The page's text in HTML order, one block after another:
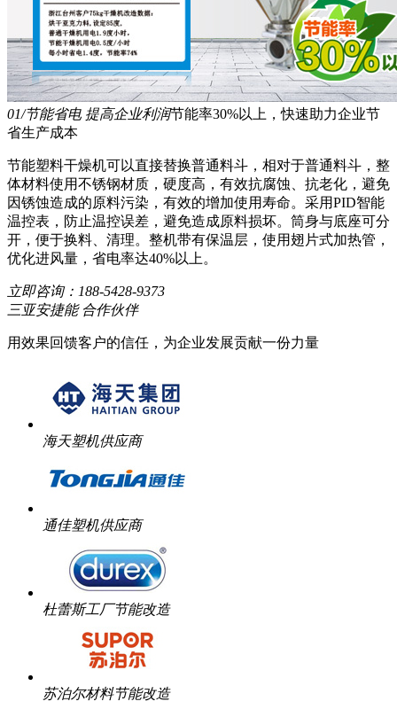
01/节能省电 提高企业利润节能率30%以上，快速助力企业节
省生产成本
节能塑料干燥机可以直接替换普通料斗，相对于普通料斗，整
体材料使用不锈钢材质，硬度高，有效抗腐蚀、抗老化，避免
因锈蚀造成的原料污染，有效的增加使用寿命。采用PID智能
温控表，防止温控误差，避免造成原料损坏。筒身与底座可分
开，便于换料、清理。整机带有保温层，使用翅片式加热管，
优化进风量，省电率达40%以上。
立即咨询： 188-5428-9373
三亚安捷能 合作伙伴
用效果回馈客户的信任，为企业发展贡献一份力量
海天塑机供应商
通佳塑机供应商
杜蕾斯工厂节能改造
苏泊尔材料节能改造